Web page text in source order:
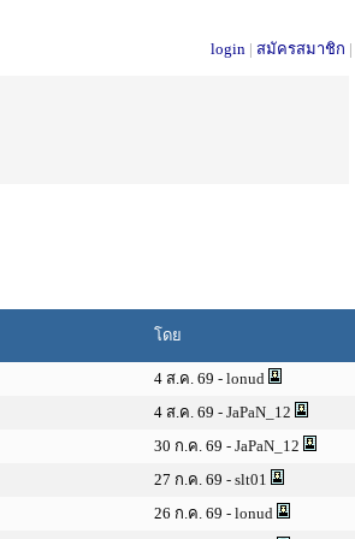
login | สมัครสมาชิก |
โดย
4 ส.ค. 69 - lonud
4 ส.ค. 69 - JaPaN_12
30 ก.ค. 69 - JaPaN_12
27 ก.ค. 69 - slt01
26 ก.ค. 69 - lonud